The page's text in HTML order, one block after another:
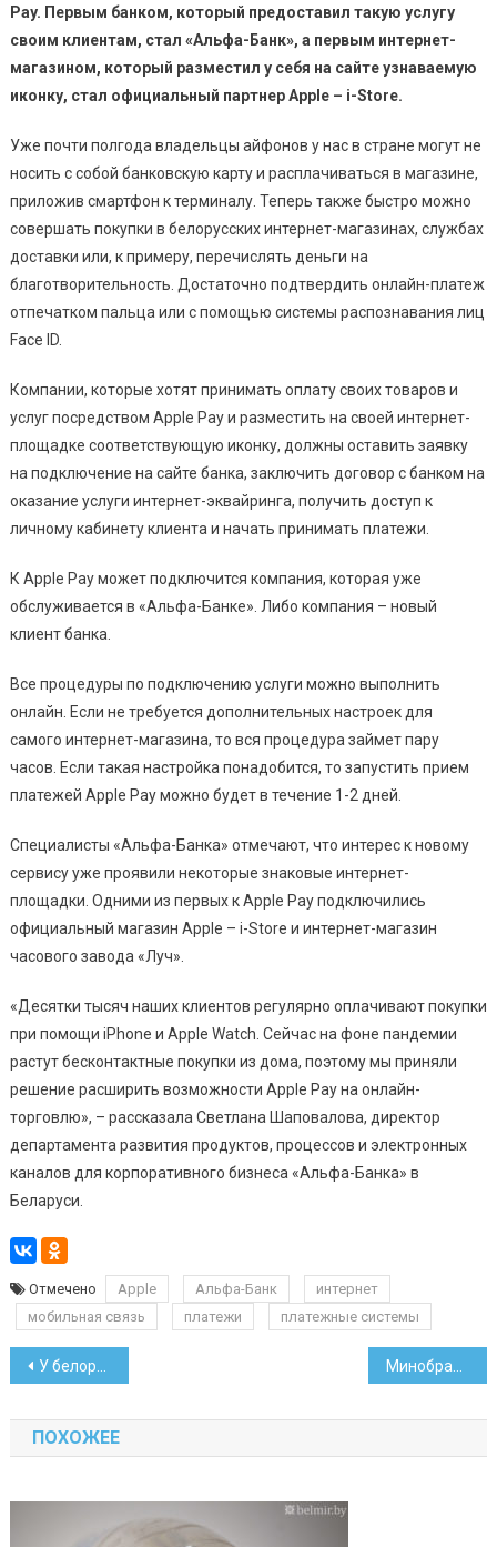
Pay. Первым банком, который предоставил такую услугу
своим клиентам, стал «Альфа-Банк», а первым интернет-
магазином, который разместил у себя на сайте узнаваемую
иконку, стал официальный партнер Apple – i-Store.
Уже почти полгода владельцы айфонов у нас в стране могут не
носить с собой банковскую карту и расплачиваться в магазине,
приложив смартфон к терминалу. Теперь также быстро можно
совершать покупки в белорусских интернет-магазинах, службах
доставки или, к примеру, перечислять деньги на
благотворительность. Достаточно подтвердить онлайн-платеж
отпечатком пальца или с помощью системы распознавания лиц
Face ID.
Компании, которые хотят принимать оплату своих товаров и
услуг посредством Apple Pay и разместить на своей интернет-
площадке соответствующую иконку, должны оставить заявку
на подключение на сайте банка, заключить договор с банком на
оказание услуги интернет-эквайринга, получить доступ к
личному кабинету клиента и начать принимать платежи.
К Apple Pay может подключится компания, которая уже
обслуживается в «Альфа-Банке». Либо компания – новый
клиент банка.
Все процедуры по подключению услуги можно выполнить
онлайн. Если не требуется дополнительных настроек для
самого интернет-магазина, то вся процедура займет пару
часов. Если такая настройка понадобится, то запустить прием
платежей Apple Pay можно будет в течение 1-2 дней.
Специалисты «Альфа-Банка» отмечают, что интерес к новому
сервису уже проявили некоторые знаковые интернет-
площадки. Одними из первых к Apple Pay подключились
официальный магазин Apple – i-Store и интернет-магазин
часового завода «Луч».
«Десятки тысяч наших клиентов регулярно оплачивают покупки
при помощи iPhone и Apple Watch. Сейчас на фоне пандемии
растут бесконтактные покупки из дома, поэтому мы приняли
решение расширить возможности Apple Pay на онлайн-
торговлю», – рассказала Светлана Шаповалова, директор
департамента развития продуктов, процессов и электронных
каналов для корпоративного бизнеса «Альфа-Банка» в
Беларуси.
Отмечено Apple Альфа-Банк
интернет
мобильная связь
платежи платежные системы
Навигация
по
записям
У белорусских птиц появились телефонные номера
ПОХОЖЕЕ